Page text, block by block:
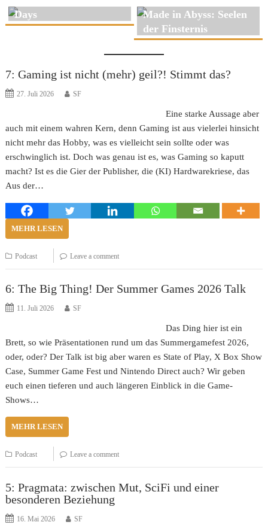
Days
Made in Abyss: Seelen
der Finsternis
7: Gaming ist nicht (mehr) geil?! Stimmt das?
27. Juli 2026 SF
Eine starke Aussage aber
auch mit einem wahren Kern, denn Gaming ist aus vielerlei hinsicht
nicht mehr das Hobby, was es vielleicht sein sollte oder was
erschwinglich ist. Doch was genau ist es, was Gaming so kaputt
macht? Ist es die Gier der Publisher, die (KI) Hardwarekriese, das
Aus der…
MEHR LESEN
Podcast Leave a comment
6: The Big Thing! Der Summer Games 2026 Talk
11. Juli 2026 SF
Das Ding hier ist ein
Brett, so wie Präsentationen rund um das Summergamefest 2026,
oder, oder? Der Talk ist big aber waren es State of Play, X Box Show
Case, Summer Game Fest und Nintendo Direct auch? Wir geben
euch einen tieferen und auch längeren Einblick in die Game-
Shows…
MEHR LESEN
Podcast Leave a comment
5: Pragmata: zwischen Mut, SciFi und einer
besonderen Beziehung
16. Mai 2026 SF